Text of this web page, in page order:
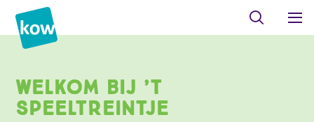
Welkom bij ’t
Speeltreintje